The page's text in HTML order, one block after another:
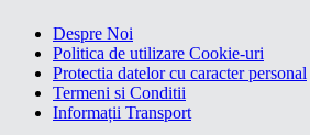
Despre Noi
Politica de utilizare Cookie-uri
Protectia datelor cu caracter personal
Termeni si Conditii
Informații Transport